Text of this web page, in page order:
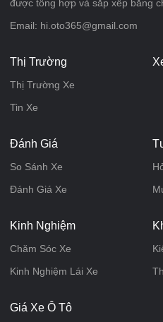
được tổng hợp và sắp xếp bằng
Email: hi.oto365@gmail.com
Thị Trường
Thị Trường Xe
Tin Xe
Đánh Giá
So Sánh Xe
Đánh Giá Xe
Kinh Nghiệm
Chăm Sóc Xe
Kinh Nghiệm Lái Xe
Giá Xe Ô Tô